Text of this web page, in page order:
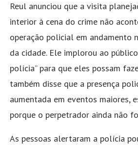
Reul anunciou que a visita
interior à cena do crime não
operação policial em andamento
da cidade. Ele implorou ao
polícia” para que eles possam
também disse que a presença
aumentada em eventos maiores,
porque o perpetrador ainda não
As pessoas alertaram a polícia